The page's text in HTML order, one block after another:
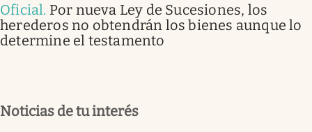
Oficial. Por nueva Ley de Sucesiones, los
herederos no obtendrán los bienes aunque lo
determine el testamento
Noticias de tu interés